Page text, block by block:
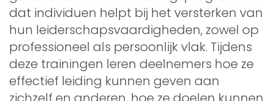
dat individuen helpt bij het versterken van
hun leiderschapsvaardigheden, zowel op
professioneel als persoonlijk vlak. Tijdens
deze trainingen leren deelnemers hoe ze
effectief leiding kunnen geven aan